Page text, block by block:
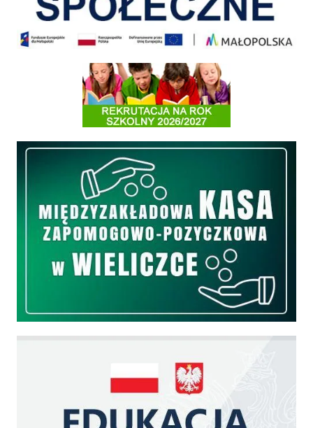
Informacja o terminach rekrutacji na rok szkolny 2026/2027
Międzyzakładowa Kasa Zapomogowo - Pożyczkowa